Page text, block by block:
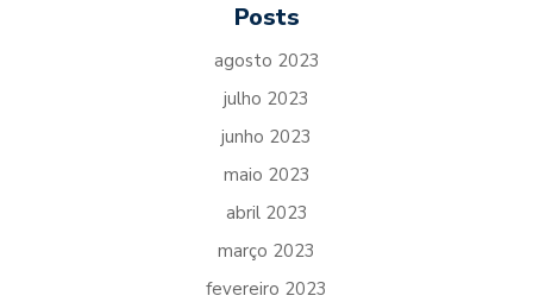
Posts
agosto 2023
julho 2023
junho 2023
maio 2023
abril 2023
março 2023
fevereiro 2023